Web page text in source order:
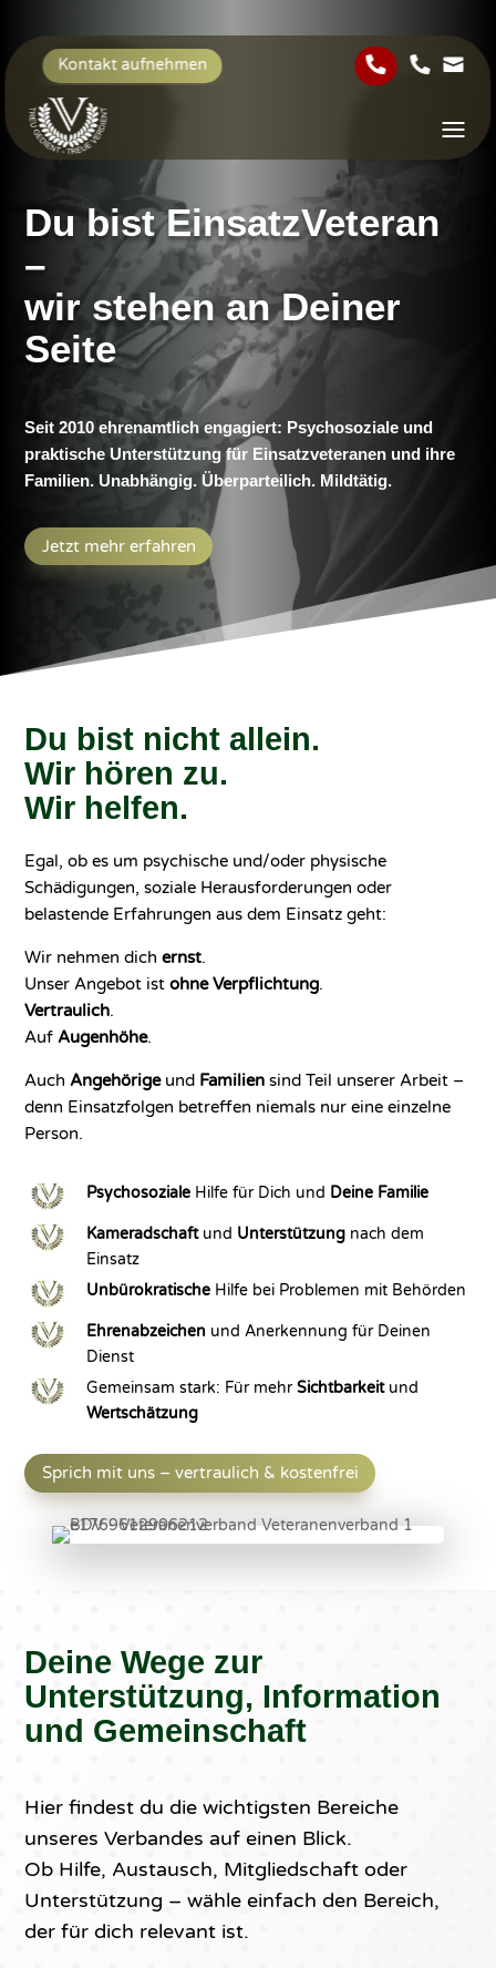
Kontakt aufnehmen   
Du bist EinsatzVeteran
–
wir stehen an Deiner
Seite
Seit 2010 ehrenamtlich engagiert: Psychosoziale und
praktische Unterstützung für Einsatzveteranen und ihre
Familien. Unabhängig. Überparteilich. Mildtätig.
Jetzt mehr erfahren
Du bist nicht allein.
Wir hören zu.
Wir helfen.
Egal, ob es um psychische und/oder physische
Schädigungen, soziale Herausforderungen oder
belastende Erfahrungen aus dem Einsatz geht:
Wir nehmen dichernst.
Unser Angebot istohne Verpflichtung.
Vertraulich.
AufAugenhöhe.
AuchAngehörigeund Familien sind Teil unserer Arbeit –
denn Einsatzfolgen betreffen niemals nur eine einzelne
Person.
PsychosozialeHilfe für Dich und Deine Familie
Kameradschaftund Unterstützungnach dem
Einsatz
UnbürokratischeHilfe bei Problemen mit Behörden
Ehrenabzeichen und Anerkennung für Deinen
Dienst
Gemeinsam stark: Für mehrSichtbarkeitund
Wertschätzung
Sprich mit uns – vertraulich & kostenfrei
Deine Wege zur
Unterstützung, Information
und Gemeinschaft
Hier findest du die wichtigsten Bereiche
unseres Verbandes auf einen Blick.
Ob Hilfe, Austausch, Mitgliedschaft oder
Unterstützung – wähle einfach den Bereich,
der für dich relevant ist.